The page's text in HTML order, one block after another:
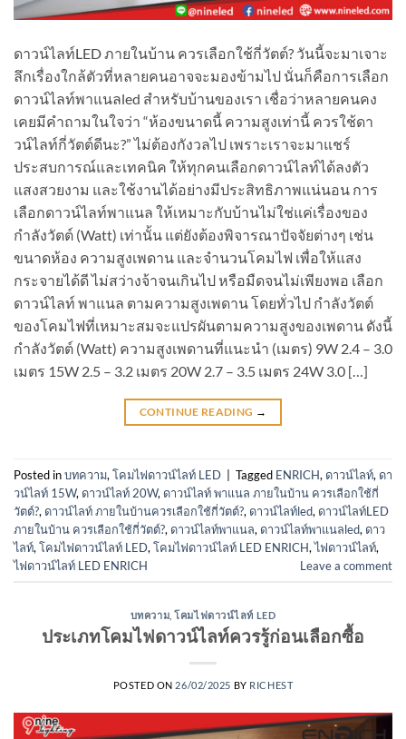
ดาวน์ไลท์LED ภายในบ้าน ควรเลือกใช้กี่วัตต์? วันนี้จะมาเจาะ
ลึกเรื่องใกล้ตัวที่หลายคนอาจจะมองข้ามไป นั่นก็คือการเลือก
ดาวน์ไลท์พาแนลled สำหรับบ้านของเรา เชื่อว่าหลายคนคง
เคยมีคำถามในใจว่า “ห้องขนาดนี้ ความสูงเท่านี้ ควรใช้ดา
วน์ไลท์กี่วัตต์ดีนะ?” ไม่ต้องกังวลไป เพราะเราจะมาแชร์
ประสบการณ์และเทคนิค ให้ทุกคนเลือกดาวน์ไลท์ได้ลงตัว
แสงสวยงาม และใช้งานได้อย่างมีประสิทธิภาพแน่นอน การ
เลือกดาวน์ไลท์พาแนล ให้เหมาะกับบ้านไม่ใช่แค่เรื่องของ
กำลังวัตต์ (Watt) เท่านั้น แต่ยังต้องพิจารณาปัจจัยต่างๆ เช่น
ขนาดห้อง ความสูงเพดาน และจำนวนโคมไฟ เพื่อให้แสง
กระจายได้ดี ไม่สว่างจ้าจนเกินไป หรือมืดจนไม่เพียงพอ เลือก
ดาวน์ไลท์ พาแนล ตามความสูงเพดาน โดยทั่วไป กำลังวัตต์
ของโคมไฟที่เหมาะสมจะแปรผันตามความสูงของเพดาน ดังนี้
กำลังวัตต์ (Watt) ความสูงเพดานที่แนะนำ (เมตร) 9W 2.4 – 3.0
เมตร 15W 2.5 – 3.2 เมตร 20W 2.7 – 3.5 เมตร 24W 3.0 […]
CONTINUE READING →
Posted inบทความ, โคมไฟดาวน์ไลท์ LED Tagged ENRICH, ดาวน์ไลท์, ดา
วน์ไลท์ 15W, ดาวน์ไลท์ 20W, ดาวน์ไลท์ พาแนล ภายในบ้าน ควรเลือกใช้กี่
วัตต์?, ดาวน์ไลท์ ภายในบ้านควรเลือกใช้กี่วัตต์?, ดาวน์ไลท์led, ดาวน์ไลท์LED
ภายในบ้าน ควรเลือกใช้กี่วัตต์?, ดาวน์ไลท์พาแนล, ดาวน์ไลท์พาแนลled, ดาว
ไลท์, โคมไฟดาวน์ไลท์ LED, โคมไฟดาวน์ไลท์ LED ENRICH,ไฟดาวน์ไลท์,
ไฟดาวน์ไลท์ LED ENRICH
Leave a comment
บทความ ,โคมไฟดาวน์ไลท์ LED
ประเภทโคมไฟดาวน์ไลท์ควรรู้ก่อนเลือกซื้อ
POSTED ON 26/02/2025 BY RICHEST